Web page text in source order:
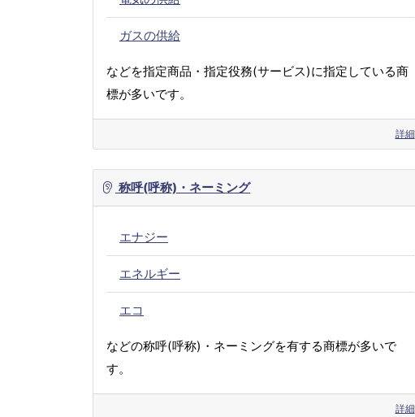
ガスの供給
などを指定商品・指定役務(サービス)に指定している商
標が多いです。
詳細
称呼(呼称)・ネーミング
エナジー
エネルギー
エコ
などの称呼(呼称)・ネーミングを有する商標が多いで
す。
詳細